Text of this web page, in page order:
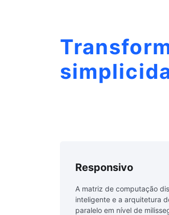
Responsivo
A matriz de computação
inteligente e a arquitetura
paralelo em nível de